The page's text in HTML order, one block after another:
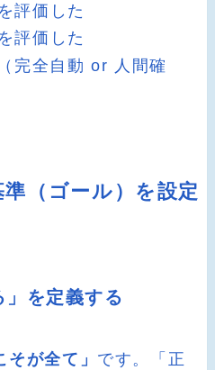
評価した
評価した
完全自動 or 人間確
（ゴール）を設定
」を定義する
そが全て」 です。「正